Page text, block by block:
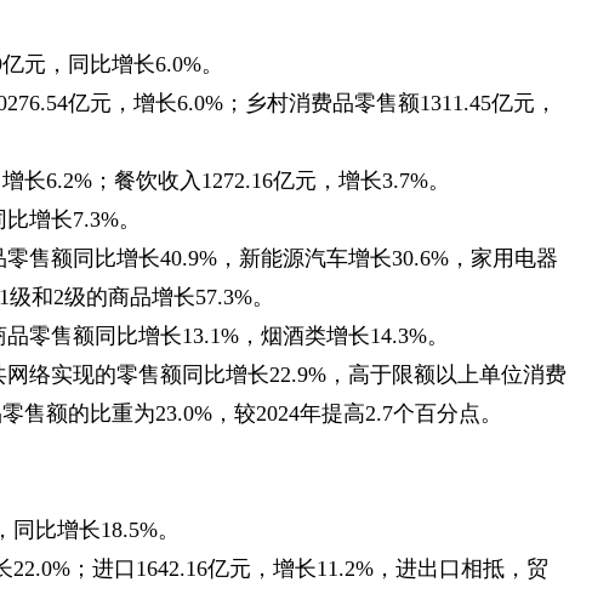
元，同比增长6.0%。
亿元，增长6.0%；乡村消费品零售额1311.45亿元，
长6.2%；餐饮收入1272.16亿元，增长3.7%。
增长7.3%。
售额同比增长40.9%，新能源汽车增长30.6%，家用电器
和2级的商品增长57.3%。
零售额同比增长13.1%，烟酒类增长14.3%。
络实现的零售额同比增长22.9%，高于限额以上单位消费
额的比重为23.0%，较2024年提高2.7个百分点。
比增长18.5%。
；进口1642.16亿元，增长11.2%，进出口相抵，贸